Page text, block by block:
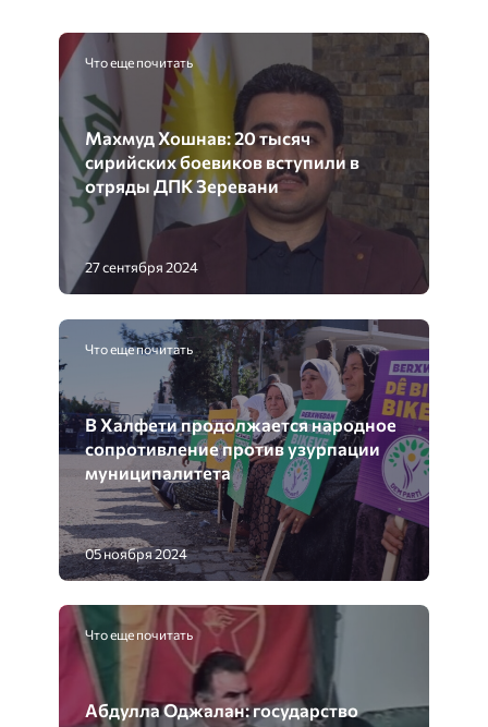
Что еще почитать
Махмуд Хошнав: 20 тысяч
сирийских боевиков вступили в
отряды ДПК Зеревани
27 сентября 2024
Что еще почитать
В Халфети продолжается народное
сопротивление против узурпации
муниципалитета
05 ноября 2024
Что еще почитать
Абдулла Оджалан: государство